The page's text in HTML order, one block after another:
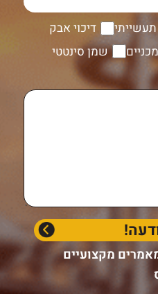
תעשייתי
דיכוי אבק
שמן סינטטי
מקצועיים